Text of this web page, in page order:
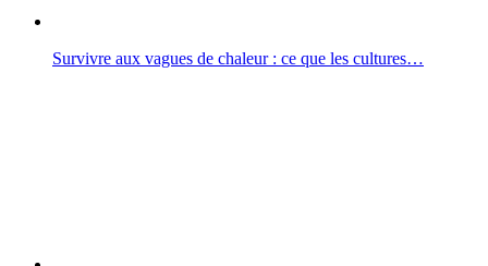
Survivre aux vagues de chaleur : ce que les cultures…